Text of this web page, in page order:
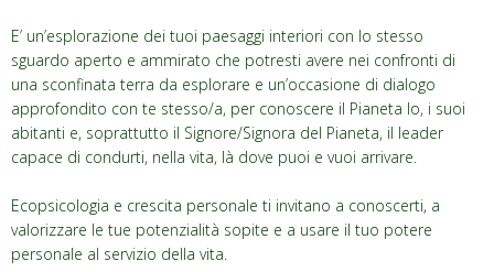
E’ un’esplorazione dei tuoi paesaggi interiori con lo stesso
sguardo aperto e ammirato che potresti avere nei confronti di
una sconfinata terra da esplorare e un’occasione di dialogo
approfondito con te stesso/a, per conoscere il Pianeta Io, i suoi
abitanti e, soprattutto il Signore/Signora del Pianeta, il leader
capace di condurti, nella vita, là dove puoi e vuoi arrivare.
Ecopsicologia e crescita personale ti invitano a conoscerti, a
valorizzare le tue potenzialità sopite e a usare il tuo potere
personale al servizio della vita.